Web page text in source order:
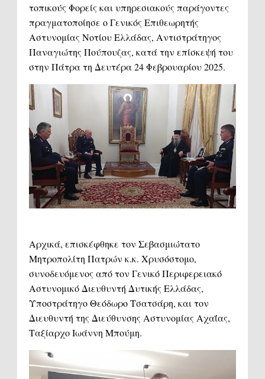
τοπικούς Φορείς και υπηρεσιακούς παράγοντες
πραγματοποίησε ο Γενικός Επιθεωρητής
Αστυνομίας Νοτίου Ελλάδας, Αντιστράτηγος
Παναγιώτης Πούπουζας, κατά την επίσκεψή του
στην Πάτρα τη Δευτέρα 24 Φεβρουαρίου 2025.
Αρχικά, επισκέφθηκε τον Σεβασμιώτατο
Μητροπολίτη Πατρών κ.κ. Χρυσόστομο,
συνοδευόμενος από τον Γενικό Περιφερειακό
Αστυνομικό Διευθυντή Δυτικής Ελλάδας,
Υποστράτηγο Θεόδωρο Τσατσάρη, και τον
Διευθυντή της Διεύθυνσης Αστυνομίας Αχαΐας,
Ταξίαρχο Ιωάννη Μπούμη.